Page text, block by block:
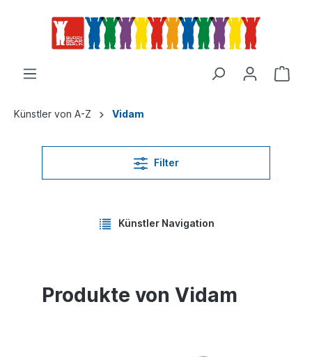
Künstler von A-Z Vidam
Filter
Künstler Navigation
Produkte von Vidam